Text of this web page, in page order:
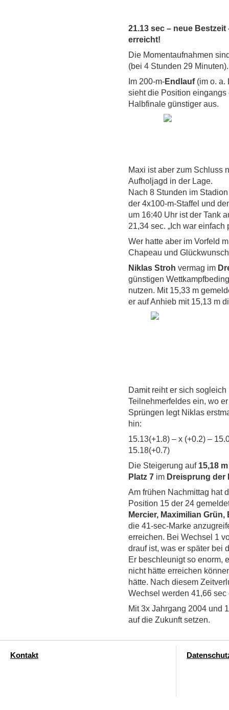
21.13 sec – neue
erreicht!
Die Momentaufnahmen
(bei 4 Stunden 29 Minuten).
Im 200-m-Endlauf(im o. a.
sieht die Position
Halbfinale günstiger aus.
Maxi ist aber zum Schluss
Aufholjagd in der Lage.
Nach 8 Stunden im
der 4x100-m-Staffel und
um 16:40 Uhr ist der Tank
21,34 sec. „Ich war einfach
Wer hatte aber im Vorfeld
Chapeau und
Niklas Stroh vermag im
günstigen
nutzen. Mit 15,33 m
er auf Anhieb mit 15,13 m
Damit reiht er sich
Teilnehmerfeldes ein, wo
Sprüngen legt Niklas
hin:
15.13(+1.8) – x (+0.2) –
15.18(+0.7)
Die Steigerung auf 15,18 m
Platz 7im Dreisprung der
Am frühen Nachmittag hat
Position 15 der 24
Mercier, Maximilian
die 41-sec-Marke
erreichen. Bei Wechsel 1
drauf ist, was er später bei
Er beschleunigt so enorm,
nicht hätte erreichen
hätte. Nach diesem
Wechsel werden 41,66
Mit 3x Jahrgang 2004 und
auf die Zukunft setzen.
Kontakt